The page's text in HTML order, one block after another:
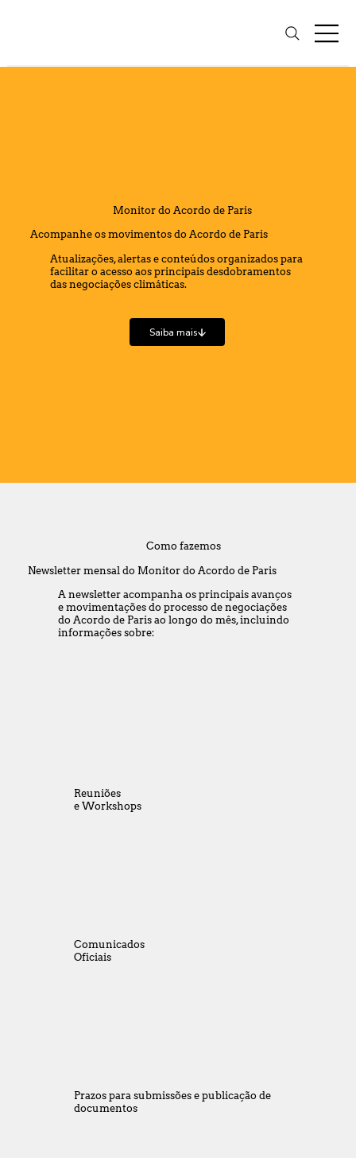
Monitor do Acordo de Paris
Acompanhe os movimentos do Acordo de Paris
Atualizações, alertas e conteúdos organizados para
facilitar o acesso aos principais desdobramentos
das negociações climáticas.
Saiba mais
Como fazemos
Newsletter mensal do Monitor do Acordo de Paris
A newsletter acompanha os principais avanços
e movimentações do processo de negociações
do Acordo de Paris ao longo do mês, incluindo
informações sobre:
Reuniões
e Workshops
Comunicados
Oficiais
Prazos para submissões e publicação de
documentos